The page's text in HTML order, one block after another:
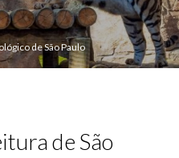
de São Paulo
de São